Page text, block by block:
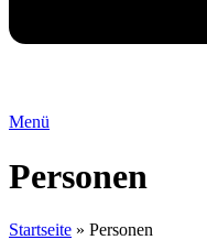
Menü
Personen
Startseite » Personen